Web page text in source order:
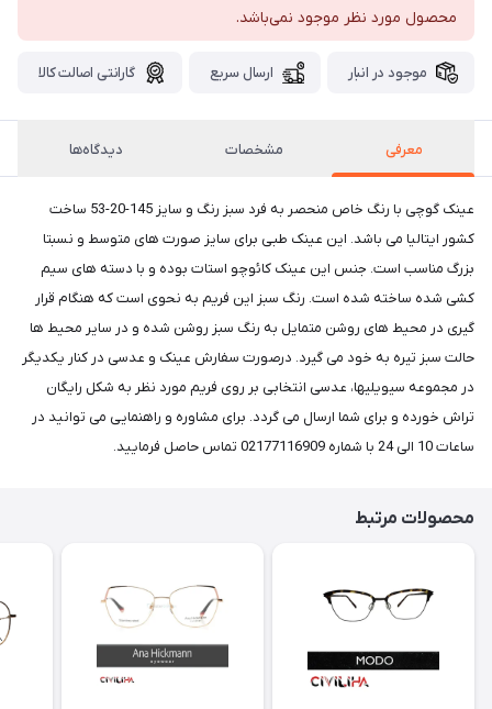
محصول مورد نظر موجود نمی‌باشد.
موجود در انبار ارسال سریع گارانتی اصالت کالا
معرفی مشخصات دیدگاه‌ها
عینک گوچی با رنگ خاص منحصر به فرد سبز رنگ و سایز 145-20-53 ساخت
کشور ایتالیا می باشد. این عینک طبی برای سایز صورت های متوسط و نسبتا
بزرگ مناسب است. جنس این عینک کائوچو استات بوده و با دسته های سیم
کشی شده ساخته شده است. رنگ سبز این فریم به نحوی است که هنگام قرار
گیری در محیط های روشن متمایل به رنگ سبز روشن شده و در سایر محیط ها
حالت سبز تیره به خود می گیرد. درصورت سفارش عینک و عدسی در کنار یکدیگر
در مجموعه سیویلیها، عدسی انتخابی بر روی فریم مورد نظر به شکل رایگان
تراش خورده و برای شما ارسال می گردد. برای مشاوره و راهنمایی می توانید در
ساعات 10 الی 24 با شماره 02177116909 تماس حاصل فرمایید.
محصولات مرتبط